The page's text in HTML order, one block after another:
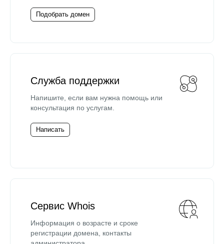
Подобрать домен
Служба поддержки
Напишите, если вам нужна помощь или
консультация по услугам.
Написать
Сервис Whois
Информация о возрасте и сроке
регистрации домена, контакты